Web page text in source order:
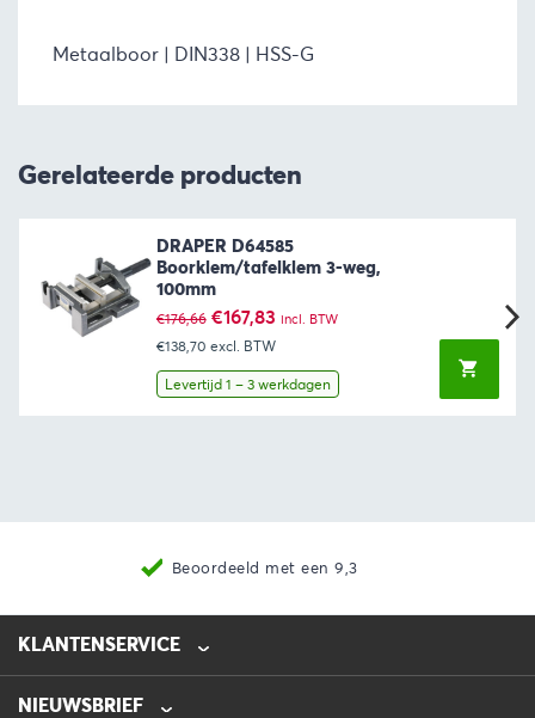
Metaalboor | DIN338 | HSS-G
Gerelateerde producten
DRAPER D64585
Boorklem/tafelklem 3-weg,
100mm
€176,66 Oorspronkelijke
prijs
was:
€176,66.
€167,83Huidige
prijs
is:
€167,83.
incl. BTW
€138,70 excl. BTW
Levertijd 1 – 3 werkdagen
Beoordeeld met een 9,3
KLANTENSERVICE
NIEUWSBRIEF